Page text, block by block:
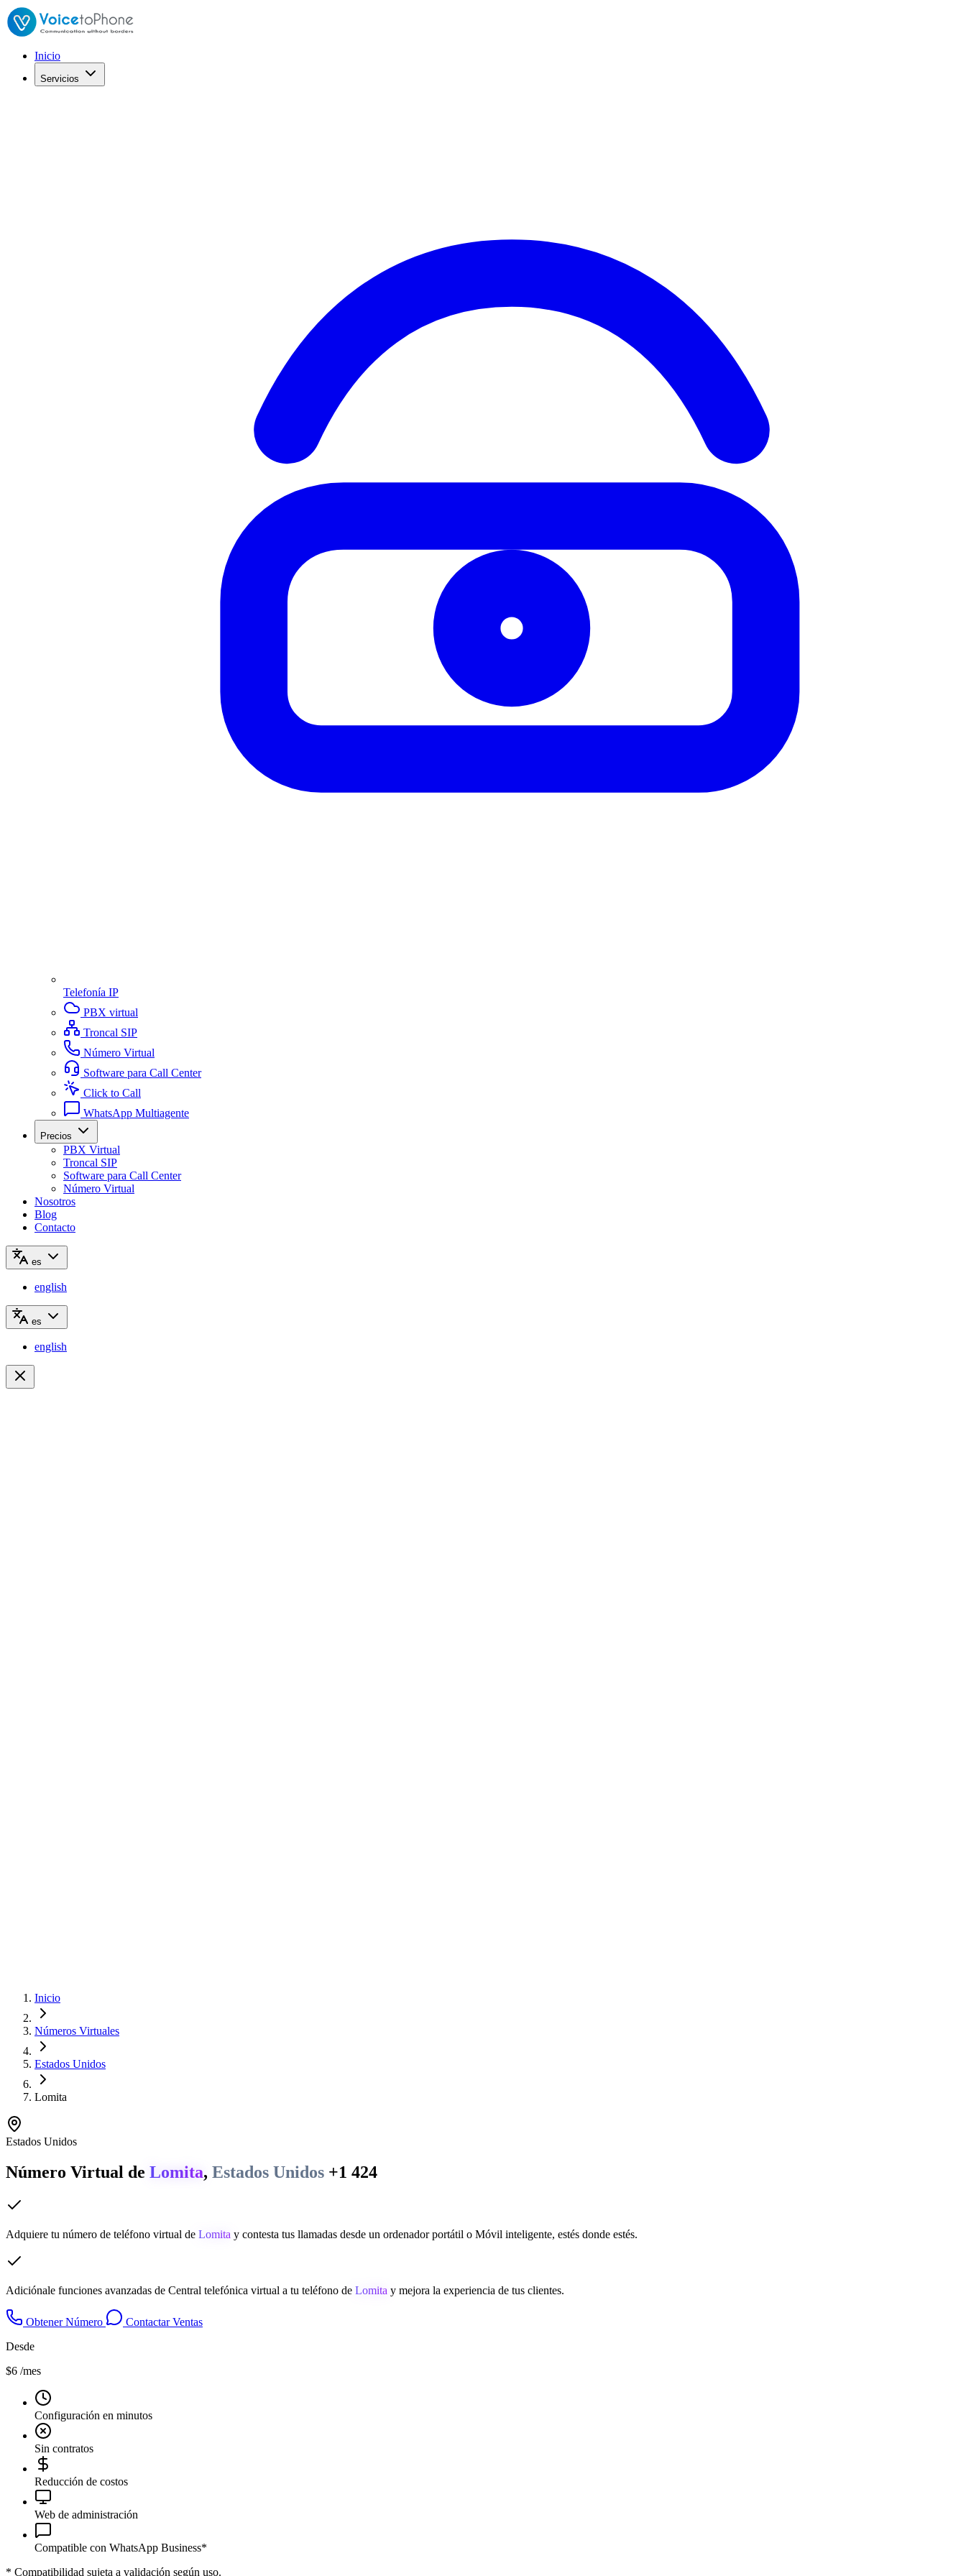
Inicio
Servicios
Telefonía IP
PBX virtual
Troncal SIP
Número Virtual
Software para Call Center
Click to Call
WhatsApp Multiagente
Precios
PBX Virtual
Troncal SIP
Software para Call Center
Número Virtual
Nosotros
Blog
Contacto
es
english
es
english
Inicio
Números Virtuales
Estados Unidos
Lomita
Estados Unidos
Número Virtual de Lomita, Estados Unidos +1 424
Adquiere tu número de teléfono virtual de Lomita y contesta tus llamadas desde un ordenador portátil o Móvil inteligente, estés donde estés.
Adiciónale funciones avanzadas de Central telefónica virtual a tu teléfono de Lomita y mejora la experiencia de tus clientes.
Obtener Número
Contactar Ventas
Desde
$6 /mes
Configuración en minutos
Sin contratos
Reducción de costos
Web de administración
Compatible con WhatsApp Business*
* Compatibilidad sujeta a validación según uso.